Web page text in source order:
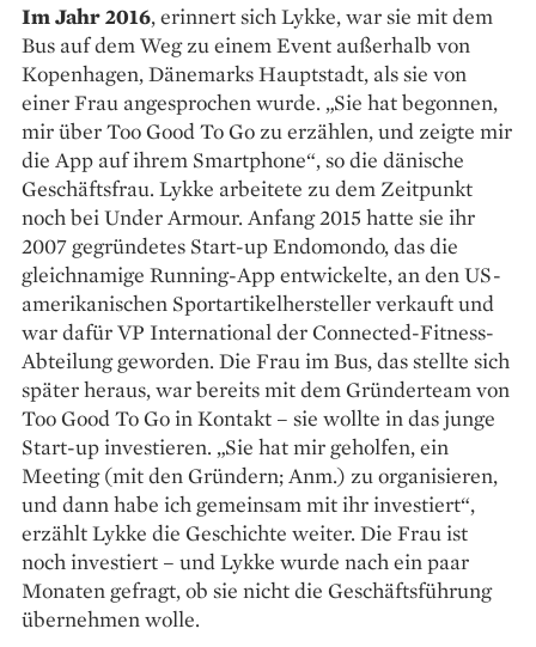
Im Jahr 2016, erinnert sich Lykke, war sie mit dem
Bus auf dem Weg zu einem Event außerhalb von
Kopenhagen, Dänemarks Hauptstadt, als sie von
einer Frau angesprochen wurde. „Sie hat begonnen,
mir über Too Good To Go zu erzählen, und zeigte mir
die App auf ihrem Smartphone“, so die dänische
Geschäftsfrau. Lykke arbeitete zu dem Zeitpunkt
noch bei Under Armour. Anfang 2015 hatte sie ihr
2007 gegründetes Start-up Endomondo, das die
gleichnamige Running-App entwickelte, an den US-
amerikanischen Sportartikelhersteller verkauft und
war dafür VP International der Connected-Fitness-
Abteilung geworden. Die Frau im Bus, das stellte sich
später heraus, war bereits mit dem Gründerteam von
Too Good To Go in Kontakt – sie wollte in das junge
Start-up investieren. „Sie hat mir geholfen, ein
Meeting (mit den Gründern; Anm.) zu organisieren,
und dann habe ich gemeinsam mit ihr investiert“,
erzählt Lykke die Geschichte weiter. Die Frau ist
noch investiert – und Lykke wurde nach ein paar
Monaten gefragt, ob sie nicht die Geschäftsführung
übernehmen wolle.